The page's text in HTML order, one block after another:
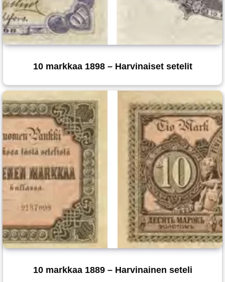
10 markkaa 1898 – Harvinaiset setelit
10 markkaa 1889 – Harvinainen seteli